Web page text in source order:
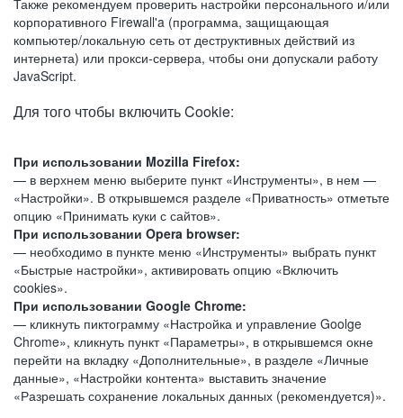
Также рекомендуем проверить настройки персонального и/или
корпоративного Firewall'a (программа, защищающая
компьютер/локальную сеть от деструктивных действий из
интернета) или прокси-сервера, чтобы они допускали работу
JavaScript.
Для того чтобы включить Cookie:
При использовании Mozilla Firefox:
— в верхнем меню выберите пункт «Инструменты», в нем —
«Настройки». В открывшемся разделе «Приватность» отметьте
опцию «Принимать куки с сайтов».
При использовании Opera browser:
— необходимо в пункте меню «Инструменты» выбрать пункт
«Быстрые настройки», активировать опцию «Включить
cookies».
При использовании Google Chrome:
— кликнуть пиктограмму «Настройка и управление Goolge
Chrome», кликнуть пункт «Параметры», в открывшемся окне
перейти на вкладку «Дополнительные», в разделе «Личные
данные», «Настройки контента» выставить значение
«Разрешать сохранение локальных данных (рекомендуется)».